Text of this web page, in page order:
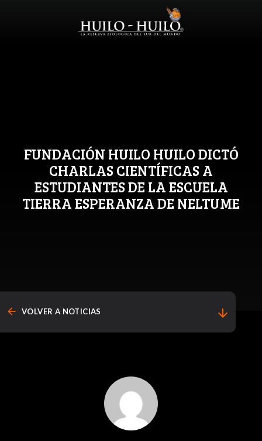
FUNDACIÓN HUILO HUILO DICTÓ
CHARLAS CIENTÍFICAS A
ESTUDIANTES DE LA ESCUELA
TIERRA ESPERANZA DE NELTUME
arrow_back VOLVER A NOTICIAS arrow_downward